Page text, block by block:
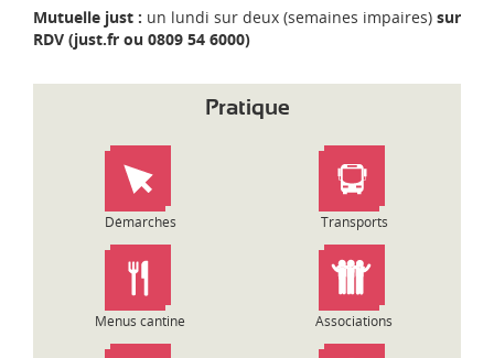
Mutuelle just : un lundi sur deux (semaines impaires) sur
RDV (just.fr ou 0809 54 6000)
Pratique
Démarches Transports
Menus cantine Associations